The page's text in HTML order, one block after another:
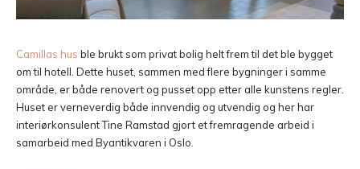
Camillas hus ble brukt som privat bolig helt frem til det ble bygget
om til hotell. Dette huset, sammen med flere bygninger i samme
område, er både renovert og pusset opp etter alle kunstens regler.
Huset er verneverdig både innvendig og utvendig og her har
interiørkonsulent Tine Ramstad gjort et fremragende arbeid i
samarbeid med Byantikvaren i Oslo.